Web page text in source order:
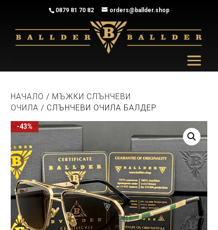
0879 81 70 82 orders@ballder.shop
НАЧАЛО / МЪЖКИ СЛЪНЧЕВИ
ОЧИЛА / СЛЪНЧЕВИ ОЧИЛА БАЛДЕР
-43%